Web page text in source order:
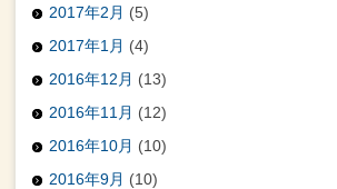
2017年2月 (5)
2017年1月 (4)
2016年12月 (13)
2016年11月 (12)
2016年10月 (10)
2016年9月 (10)